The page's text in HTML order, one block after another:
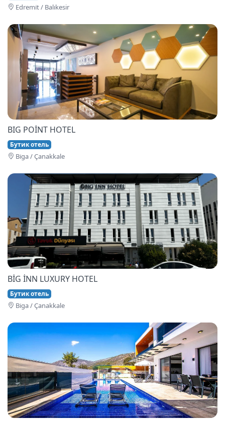
Edremi̇t / Balıkesir
BIG POİNT HOTEL
Бутик отель
Bi̇ga / Çanakkale
BİG İNN LUXURY HOTEL
Бутик отель
Bi̇ga / Çanakkale